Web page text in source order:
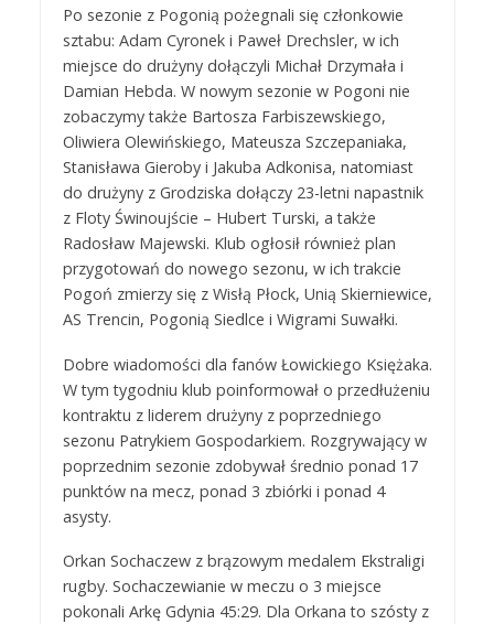
Po sezonie z Pogonią pożegnali się członkowie
sztabu: Adam Cyronek i Paweł Drechsler, w ich
miejsce do drużyny dołączyli Michał Drzymała i
Damian Hebda. W nowym sezonie w Pogoni nie
zobaczymy także Bartosza Farbiszewskiego,
Oliwiera Olewińskiego, Mateusza Szczepaniaka,
Stanisława Gieroby i Jakuba Adkonisa, natomiast
do drużyny z Grodziska dołączy 23-letni napastnik
z Floty Świnoujście – Hubert Turski, a także
Radosław Majewski. Klub ogłosił również plan
przygotowań do nowego sezonu, w ich trakcie
Pogoń zmierzy się z Wisłą Płock, Unią Skierniewice,
AS Trencin, Pogonią Siedlce i Wigrami Suwałki.
Dobre wiadomości dla fanów Łowickiego Księżaka.
W tym tygodniu klub poinformował o przedłużeniu
kontraktu z liderem drużyny z poprzedniego
sezonu Patrykiem Gospodarkiem. Rozgrywający w
poprzednim sezonie zdobywał średnio ponad 17
punktów na mecz, ponad 3 zbiórki i ponad 4
asysty.
Orkan Sochaczew z brązowym medalem Ekstraligi
rugby. Sochaczewianie w meczu o 3 miejsce
pokonali Arkę Gdynia 45:29. Dla Orkana to szósty z